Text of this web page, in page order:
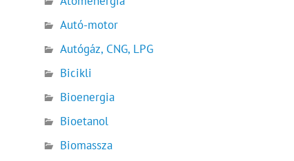
Autó-motor
Autógáz, CNG, LPG
Bicikli
Bioenergia
Bioetanol
Biomassza